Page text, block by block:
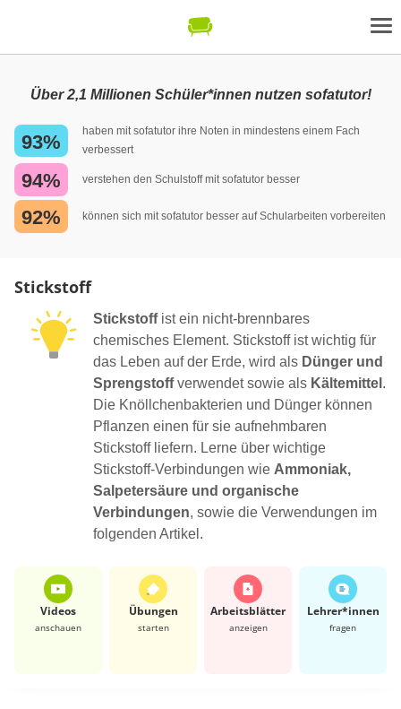
Über 2,1 Millionen Schüler*innen nutzen sofatutor!
93%
haben mit sofatutor ihre Noten in mindestens einem Fach
verbessert
94% verstehen den Schulstoff mit sofatutor besser
92% können sich mit sofatutor besser auf Schularbeiten vorbereiten
Stickstoff
Stickstoffist ein nicht-brennbares
chemisches Element. Stickstoff ist wichtig für
das Leben auf der Erde, wird als Dünger und
Sprengstoffverwendet sowie als Kältemittel .
Die Knöllchenbakterien und Dünger können
Pflanzen einen für sie aufnehmbaren
Stickstoff liefern. Lerne über wichtige
Stickstoff-Verbindungen wie Ammoniak,
Salpetersäure und organische
Verbindungen, sowie die Verwendungen im
folgenden Artikel.
Videos
anschauen
Übungen
starten
Arbeits­blätter
anzeigen
Lehrer*​innen
fragen